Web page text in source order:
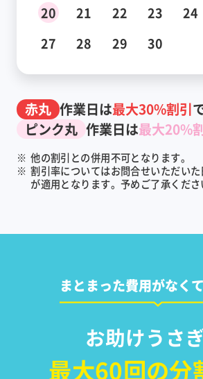
20
21 22 23 24
27
28 29 30
赤丸 作業日は最大30%割引
ピンク丸 作業日は最大20%
※ 他の割引との併用不可となります。
※ 割引率についてはお問合せいただい
が適用となります。予めご了承くださ
まとまった費用がなく
お助けうさ
最大60回の分